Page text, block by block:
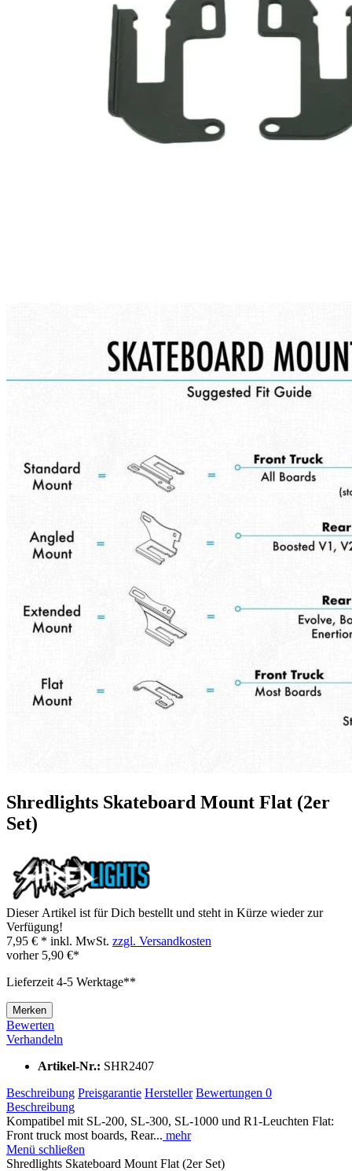
Shredlights Skateboard Mount Flat (2er
Set)
Dieser Artikel ist für Dich bestellt und steht in Kürze wieder zur
Verfügung!
7,95 € * inkl. MwSt. zzgl. Versandkosten
vorher 5,90 €*
Lieferzeit 4-5 Werktage**
Merken
Bewerten
Verhandeln
Artikel-Nr.: SHR2407
Beschreibung Preisgarantie Hersteller Bewertungen 0
Beschreibung
Kompatibel mit SL-200, SL-300, SL-1000 und R1-Leuchten Flat:
Front truck most boards, Rear... mehr
Menü schließen
Shredlights Skateboard Mount Flat (2er Set)